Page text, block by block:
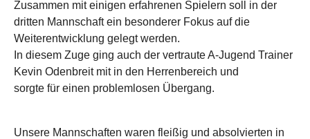
Zusammen mit einigen erfahrenen Spielern soll in der
dritten Mannschaft ein besonderer Fokus auf die
Weiterentwicklung gelegt werden.
In diesem Zuge ging auch der vertraute A-Jugend Trainer
Kevin Odenbreit mit in den Herrenbereich und
sorgte für einen problemlosen Übergang.
Unsere Mannschaften waren fleißig und absolvierten in